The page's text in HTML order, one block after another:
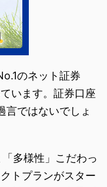
のネット証券
います。証券口座
言ではないでしょ
多様性」こだわっ
トプランがスター